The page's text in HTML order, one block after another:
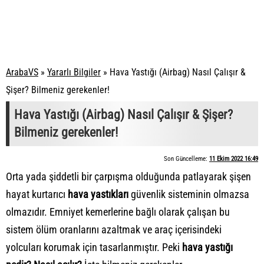
ArabaVS » Yararlı Bilgiler » Hava Yastığı (Airbag) Nasıl Çalışır &
Şişer? Bilmeniz gerekenler!
Hava Yastığı (Airbag) Nasıl Çalışır & Şişer?
Bilmeniz gerekenler!
Son Güncelleme: 11 Ekim 2022 16:49
Orta yada şiddetli bir çarpışma olduğunda patlayarak şişen
hayat kurtarıcı hava yastıklarıgüvenlik sisteminin olmazsa
olmazıdır. Emniyet kemerlerine bağlı olarak çalışan bu
sistem ölüm oranlarını azaltmak ve araç içerisindeki
yolcuları korumak için tasarlanmıştır. Peki hava yastığı